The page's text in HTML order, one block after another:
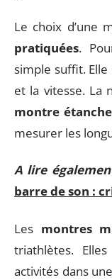
Le choix d’une
pratiquées.
simple suffit.
et la vitesse. La
montre étanche
mesurer les
A lire
barre de son :
Les montres
triathlètes.
activités dans